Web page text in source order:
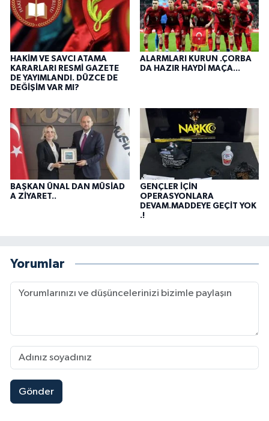
HAKİM VE SAVCI ATAMA
KARARLARI RESMİ GAZETE
DE YAYIMLANDI. DÜZCE DE
DEĞİŞİM VAR MI?
ALARMLARI KURUN .ÇORBA
DA HAZIR HAYDİ MAÇA...
BAŞKAN ÜNAL DAN MÜSİAD
A ZİYARET..
GENÇLER İÇİN
OPERASYONLARA
DEVAM.MADDEYE GEÇİT YOK
.!
Yorumlar
Gönder